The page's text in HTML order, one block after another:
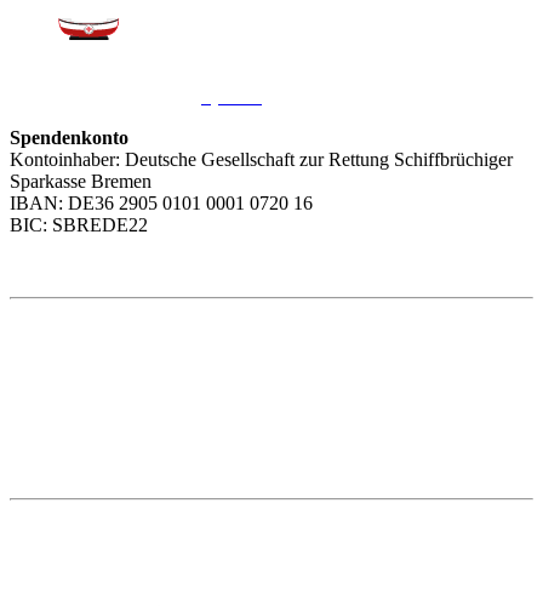
Spendenkonto
Kontoinhaber: Deutsche Gesellschaft zur Rettung Schiffbrüchiger
Sparkasse Bremen
IBAN: DE36 2905 0101 0001 0720 16
BIC: SBREDE22